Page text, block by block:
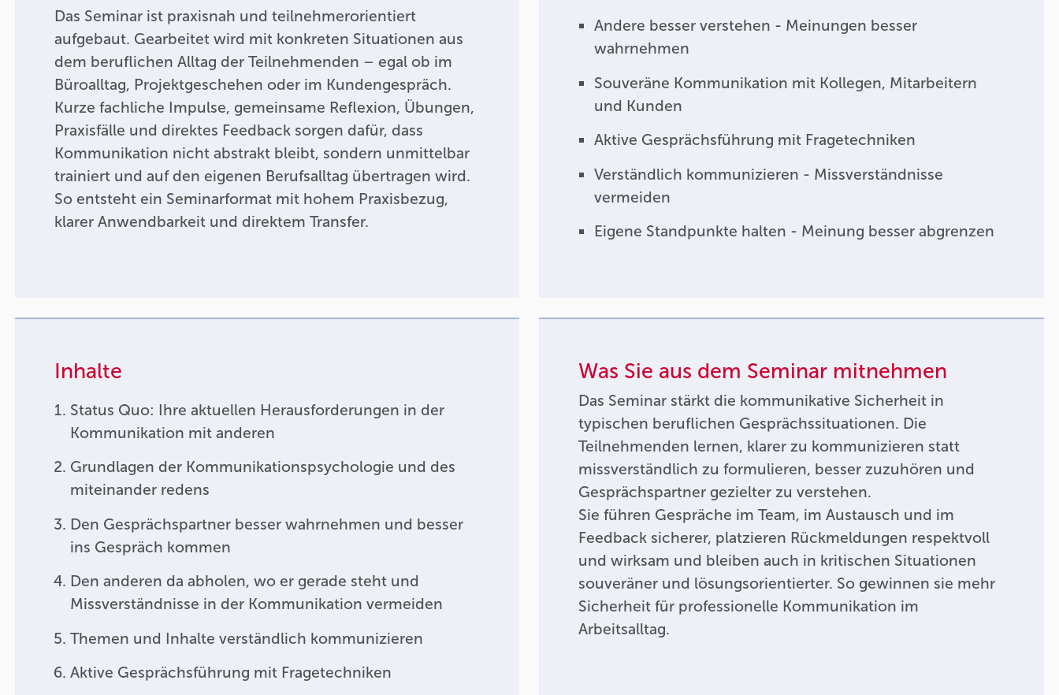
Das Seminar ist praxisnah und teilnehmerorientiert
aufgebaut. Gearbeitet wird mit konkreten Situationen aus
dem beruflichen Alltag der Teilnehmenden – egal ob im
Büroalltag, Projektgeschehen oder im Kundengespräch.
Kurze fachliche Impulse, gemeinsame Reflexion, Übungen,
Praxisfälle und direktes Feedback sorgen dafür, dass
Kommunikation nicht abstrakt bleibt, sondern unmittelbar
trainiert und auf den eigenen Berufsalltag übertragen wird.
So entsteht ein Seminarformat mit hohem Praxisbezug,
klarer Anwendbarkeit und direktem Transfer.
Andere besser verstehen - Meinungen besser
wahrnehmen
Souveräne Kommunikation mit Kollegen, Mitarbeitern
und Kunden
Aktive Gesprächsführung mit Fragetechniken
Verständlich kommunizieren - Missverständnisse
vermeiden
Eigene Standpunkte halten - Meinung besser abgrenzen
Inhalte
Status Quo: Ihre aktuellen Herausforderungen in der
Kommunikation mit anderen
Grundlagen der Kommunikationspsychologie und des
miteinander redens
Den Gesprächspartner besser wahrnehmen und besser
ins Gespräch kommen
Den anderen da abholen, wo er gerade steht und
Missverständnisse in der Kommunikation vermeiden
Themen und Inhalte verständlich kommunizieren
Aktive Gesprächsführung mit Fragetechniken
Was Sie aus dem Seminar mitnehmen
Das Seminar stärkt die kommunikative Sicherheit in
typischen beruflichen Gesprächssituationen. Die
Teilnehmenden lernen, klarer zu kommunizieren statt
missverständlich zu formulieren, besser zuzuhören und
Gesprächspartner gezielter zu verstehen.
Sie führen Gespräche im Team, im Austausch und im
Feedback sicherer, platzieren Rückmeldungen respektvoll
und wirksam und bleiben auch in kritischen Situationen
souveräner und lösungsorientierter. So gewinnen sie mehr
Sicherheit für professionelle Kommunikation im
Arbeitsalltag.